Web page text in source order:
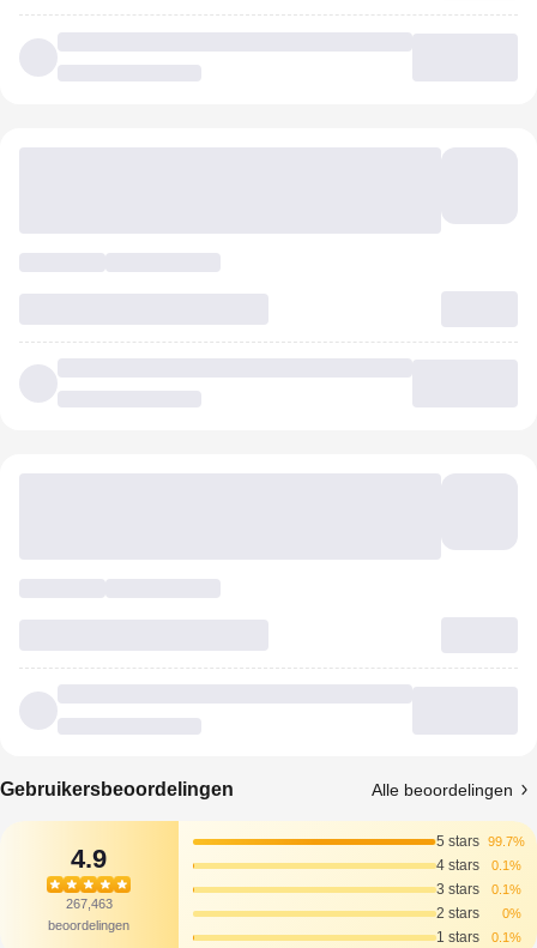
Gebruikersbeoordelingen Alle beoordelingen
4.9
267,463
beoordelingen
5 stars 99.7%
4 stars 0.1%
3 stars 0.1%
2 stars 0%
1 stars 0.1%